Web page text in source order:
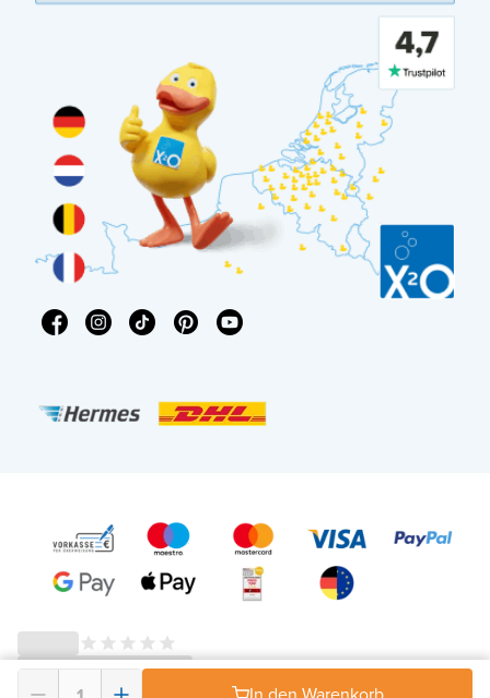
© 2026 - X²O Badezimmer – USt-IdNr: DE343506152 -AGB Widerrufsrecht